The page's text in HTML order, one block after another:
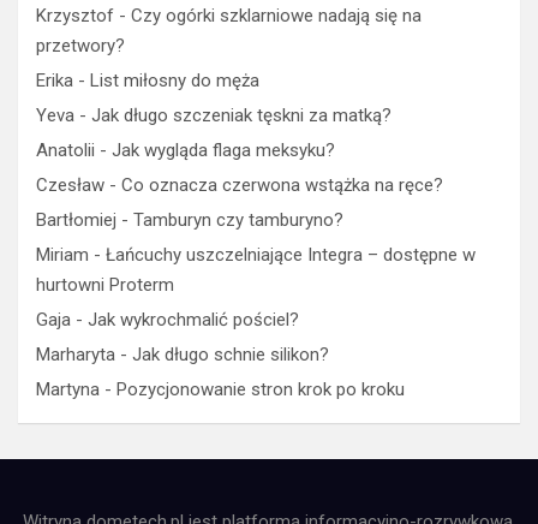
Krzysztof - Czy ogórki szklarniowe nadają się na
przetwory?
Erika - List miłosny do męża
Yeva - Jak długo szczeniak tęskni za matką?
Anatolii - Jak wygląda flaga meksyku?
Czesław - Co oznacza czerwona wstążka na ręce?
Bartłomiej - Tamburyn czy tamburyno?
Miriam - Łańcuchy uszczelniające Integra – dostępne w
hurtowni Proterm
Gaja - Jak wykrochmalić pościel?
Marharyta - Jak długo schnie silikon?
Martyna - Pozycjonowanie stron krok po kroku